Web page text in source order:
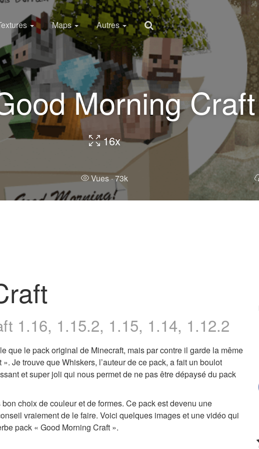
Maps Autres
Morning Craft
16x
Vues ·73k
1.16, 1.15.2, 1.15, 1.14, 1.12.2
que le pack original de Minecraft, mais par contre il garde la même
Je trouve que Whiskers, l’auteur de ce pack, a fait un boulot
et super joli qui nous permet de ne pas être dépaysé du pack
choix de couleur et de formes. Ce pack est devenu une
vraiement de le faire. Voici quelques images et une vidéo qui
pack « Good Morning Craft ».